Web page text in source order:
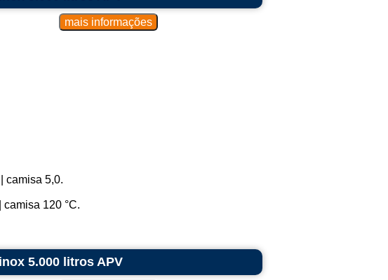
camisa 5,0.
120 °C.
5.000 litros APV